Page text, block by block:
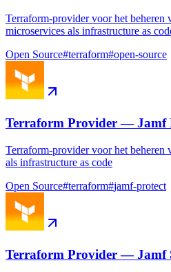
Terraform-provider voor het beheren
microservices als infrastructure as
Open Source#terraform#open-source
Terraform Provider — Jamf
Terraform-provider voor het beheren
als infrastructure as code
Open Source#terraform#jamf-protect
Terraform Provider — Jamf